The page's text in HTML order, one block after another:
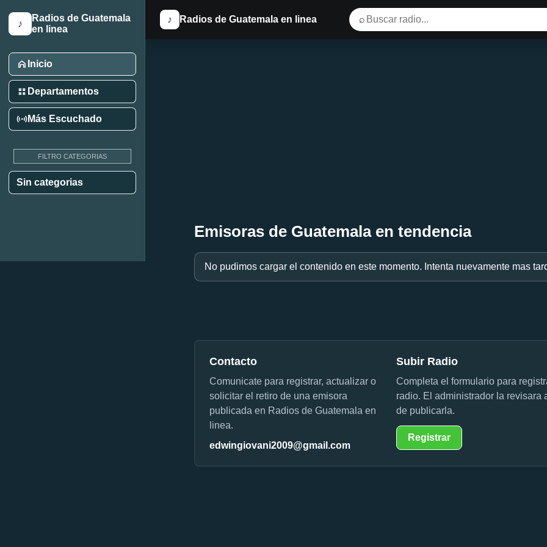
♪
Radios de Guatemala
en linea
Inicio
Departamentos
Más Escuchado
FILTRO CATEGORIAS
Sin categorias
♪ Radios de Guatemala en linea ⌕
Emisoras de Guatemala en tendencia
No pudimos cargar el contenido en este momento. Intenta nuevamente mas
Contacto
Comunicate para registrar, actualizar o
solicitar el retiro de una emisora
publicada en Radios de Guatemala en
linea.
edwingiovani2009@gmail.com
Subir Radio
Completa el formulario para
radio. El administrador la revisara
de publicarla.
Registrar